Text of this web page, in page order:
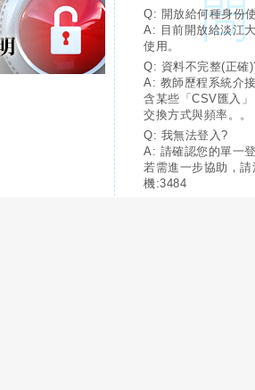
Q: 開放給何種身份
A: 目前開放給淡江
使用。
Q: 資料不完整(正確
A: 教師歷程系統介
含某些「CSV匯入
交換方式與頻率。。
Q: 我無法登入?
A: 請確認您的單一
若需進一步協助，
機:3484